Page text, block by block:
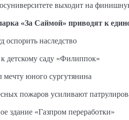
выходит на
«За Саймой» приводят к
оспорить наследство
детскому саду «Филиппок»
юного сургутянина
пожаров усиливают
здание «Газпром переработки»